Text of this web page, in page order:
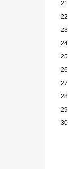
21
22
23
24
25
26
27
28
29
30